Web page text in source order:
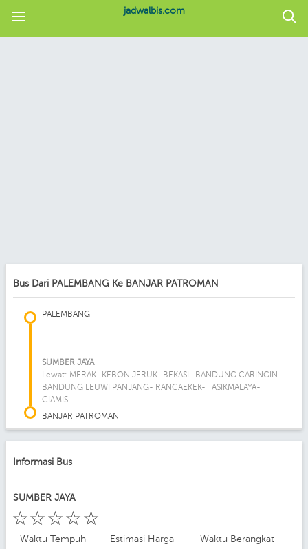
jadwalbis.com
Bus Dari PALEMBANG Ke BANJAR PATROMAN
PALEMBANG
SUMBER JAYA
Lewat: MERAK- KEBON JERUK- BEKASI- BANDUNG CARINGIN-
BANDUNG LEUWI PANJANG- RANCAEKEK- TASIKMALAYA-
CIAMIS
BANJAR PATROMAN
Informasi Bus
SUMBER JAYA
☆
☆
☆
☆
☆
Waktu Tempuh
Estimasi Harga
Waktu Berangkat